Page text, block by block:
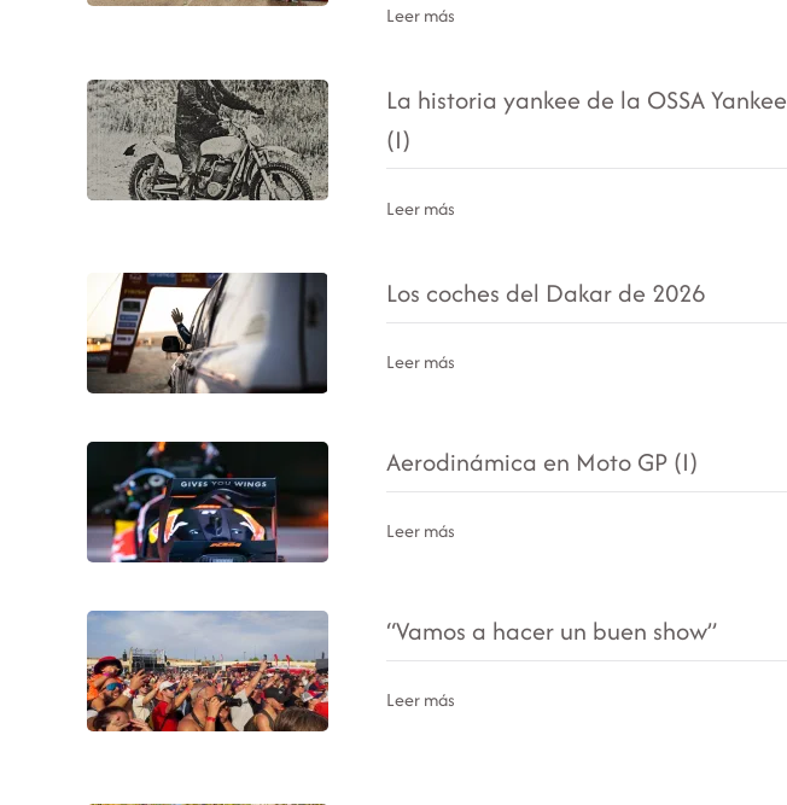
Leer más
La historia yankee de la OSSA Yankee
(I)
Leer más
Los coches del Dakar de 2026
Leer más
Aerodinámica en Moto GP (I)
Leer más
“Vamos a hacer un buen show”
Leer más